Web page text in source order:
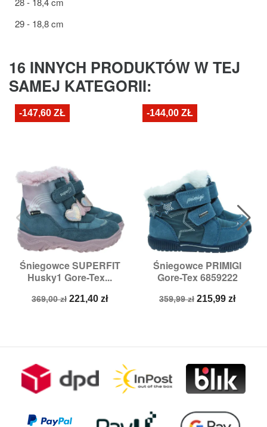
29 - 18,8 cm
16 INNYCH PRODUKTÓW W TEJ
SAMEJ KATEGORII:
Śniegowce SUPERFIT
Husky1 Gore-Tex...
Cena
369,00 zł Cena
221,40 zł
-147,60 ZŁ
Śniegowce PRIMIGI
Gore-Tex 6859222
Cena
359,99 zł Cena
215,99 zł
-144,00 ZŁ